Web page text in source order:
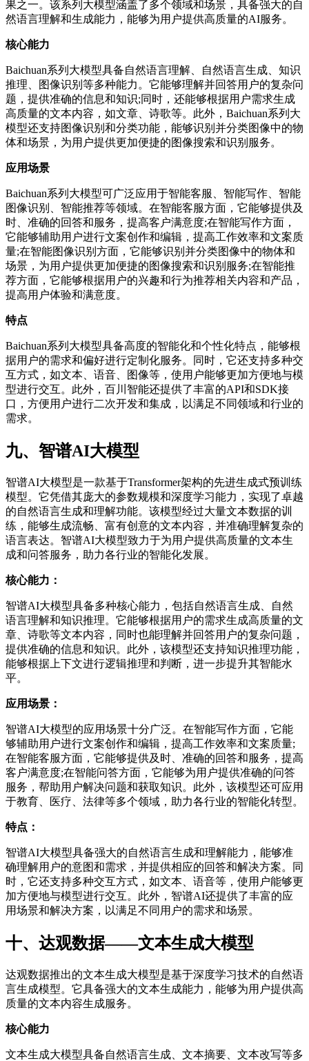
果之一。该系列大模型涵盖了多个领域和场景，具备强大的自
然语言理解和生成能力，能够为用户提供高质量的AI服务。
核心能力
Baichuan系列大模型具备自然语言理解、自然语言生成、知识
推理、图像识别等多种能力。它能够理解并回答用户的复杂问
题，提供准确的信息和知识;同时，还能够根据用户需求生成
高质量的文本内容，如文章、诗歌等。此外，Baichuan系列大
模型还支持图像识别和分类功能，能够识别并分类图像中的物
体和场景，为用户提供更加便捷的图像搜索和识别服务。
应用场景
Baichuan系列大模型可广泛应用于智能客服、智能写作、智能
图像识别、智能推荐等领域。在智能客服方面，它能够提供及
时、准确的回答和服务，提高客户满意度;在智能写作方面，
它能够辅助用户进行文案创作和编辑，提高工作效率和文案质
量;在智能图像识别方面，它能够识别并分类图像中的物体和
场景，为用户提供更加便捷的图像搜索和识别服务;在智能推
荐方面，它能够根据用户的兴趣和行为推荐相关内容和产品，
提高用户体验和满意度。
特点
Baichuan系列大模型具备高度的智能化和个性化特点，能够根
据用户的需求和偏好进行定制化服务。同时，它还支持多种交
互方式，如文本、语音、图像等，使用户能够更加方便地与模
型进行交互。此外，百川智能还提供了丰富的API和SDK接
口，方便用户进行二次开发和集成，以满足不同领域和行业的
需求。
九、智谱AI大模型
智谱AI大模型是一款基于Transformer架构的先进生成式预训练
模型。它凭借其庞大的参数规模和深度学习能力，实现了卓越
的自然语言生成和理解功能。该模型经过大量文本数据的训
练，能够生成流畅、富有创意的文本内容，并准确理解复杂的
语言表达。智谱AI大模型致力于为用户提供高质量的文本生
成和问答服务，助力各行业的智能化发展。
核心能力：
智谱AI大模型具备多种核心能力，包括自然语言生成、自然
语言理解和知识推理。它能够根据用户的需求生成高质量的文
章、诗歌等文本内容，同时也能理解并回答用户的复杂问题，
提供准确的信息和知识。此外，该模型还支持知识推理功能，
能够根据上下文进行逻辑推理和判断，进一步提升其智能水
平。
应用场景：
智谱AI大模型的应用场景十分广泛。在智能写作方面，它能
够辅助用户进行文案创作和编辑，提高工作效率和文案质量;
在智能客服方面，它能够提供及时、准确的回答和服务，提高
客户满意度;在智能问答方面，它能够为用户提供准确的问答
服务，帮助用户解决问题和获取知识。此外，该模型还可应用
于教育、医疗、法律等多个领域，助力各行业的智能化转型。
特点：
智谱AI大模型具备强大的自然语言生成和理解能力，能够准
确理解用户的意图和需求，并提供相应的回答和解决方案。同
时，它还支持多种交互方式，如文本、语音等，使用户能够更
加方便地与模型进行交互。此外，智谱AI还提供了丰富的应
用场景和解决方案，以满足不同用户的需求和场景。
十、达观数据——文本生成大模型
达观数据推出的文本生成大模型是基于深度学习技术的自然语
言生成模型。它具备强大的文本生成能力，能够为用户提供高
质量的文本内容生成服务。
核心能力
文本生成大模型具备自然语言生成、文本摘要、文本改写等多